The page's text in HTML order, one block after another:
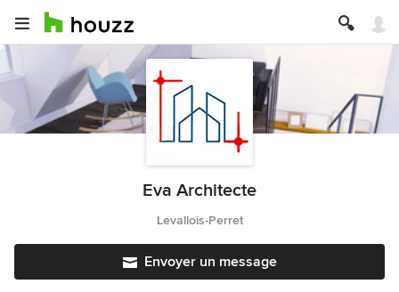
Eva Architecte
Levallois-Perret
Envoyer un message